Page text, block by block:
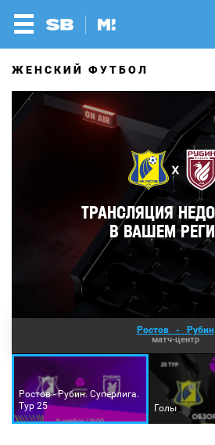
ЖЕНСКИЙ ФУТБОЛ
Ростов - Рубин
матч-центр
Ростов - Рубин. Суперлига.
Тур 25
Голы